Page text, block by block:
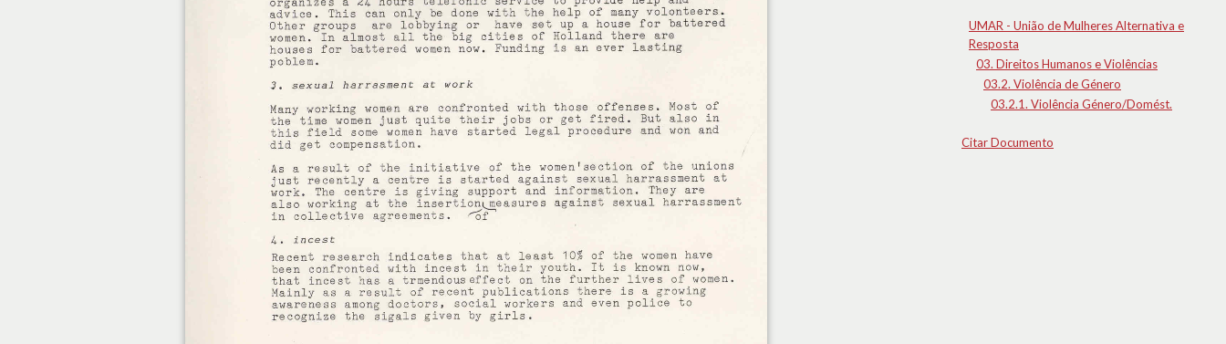
UMAR - União de Mulheres Alternativa e
Resposta
03. Direitos Humanos e Violências
03.2. Violência de Género
03.2.1. Violência Género/Domést.
Citar Documento